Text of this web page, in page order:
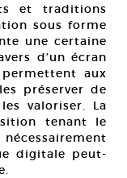
et traditions
sous forme
une certaine
d’un écran
aux
préserver de
valoriser. La
tenant le
digitale peut-